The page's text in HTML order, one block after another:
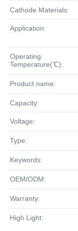
Cathode Materials:
Application:
Operating
Temperature(℃):
Product name:
Capacity:
Voltage:
Type:
Keywords:
OEM/ODM:
Warranty:
High Light: